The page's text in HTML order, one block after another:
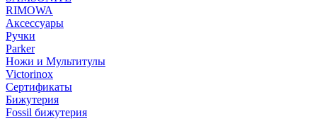
RIMOWA
Аксессуары
Ручки
Parker
Ножи и Мультитулы
Victorinox
Сертификаты
Бижутерия
Fossil бижутерия